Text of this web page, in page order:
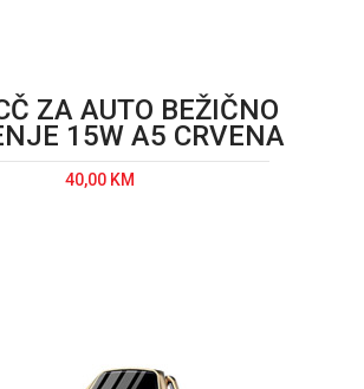
ZA AUTO BEŽIČNO
15W A5 CRVENA
40,00 KM